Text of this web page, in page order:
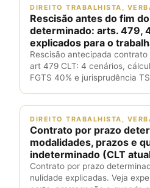
DIREITO TRABALHISTA,
Rescisão antes do fim
determinado: arts. 479,
explicados para o
Rescisão antecipada
art 479 CLT: 4 cenários,
FGTS 40% e jurisprudência
DIREITO TRABALHISTA,
Contrato por prazo
modalidades, prazos e
indeterminado (CLT
Contrato por prazo
nulidade explicadas. Veja